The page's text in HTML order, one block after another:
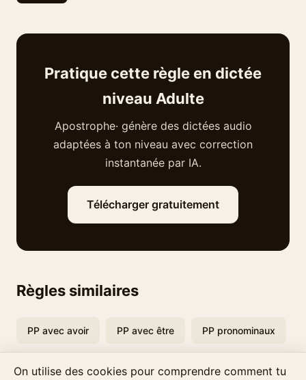
Pratique cette règle en dictée
niveau Adulte
Apostrophe· génère des dictées audio
adaptées à ton niveau avec correction
instantanée par IA.
Télécharger gratuitement
Règles similaires
PP avec avoir PP avec être PP pronominaux
On utilise des cookies pour comprendre comment tu